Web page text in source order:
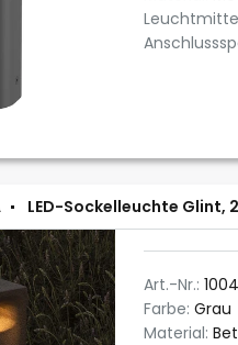
LED-Sockelleuchte Glint,
Art.-Nr.:
Farbe: Grau
Material: